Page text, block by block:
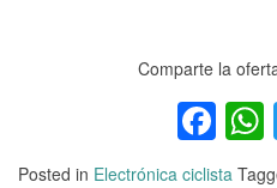
Comparte la
Posted in Electrónica ciclista